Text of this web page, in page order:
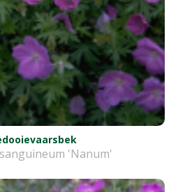
'Nanum'